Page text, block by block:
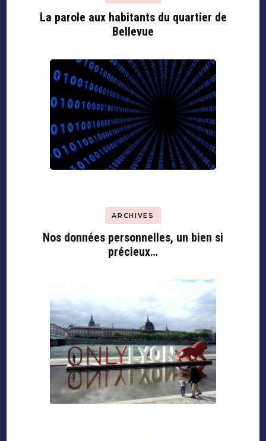
La parole aux habitants du quartier de
Bellevue
ARCHIVES
Nos données personnelles, un bien si
précieux…